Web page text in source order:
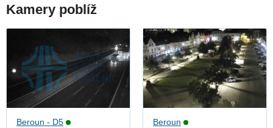
Kamery poblíž
Beroun - D5
Beroun